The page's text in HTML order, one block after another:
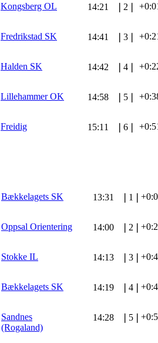
Kongsberg OL 14:21 2
Fredrikstad SK 14:41 3
Halden SK 14:42 4
Lillehammer OK 14:58 5
Freidig 15:11 6
Bækkelagets SK 13:31 1
Oppsal Orientering 14:00 2
Stokke IL 14:13 3
Bækkelagets SK 14:19 4
Sandnes
(Rogaland)
14:28 5